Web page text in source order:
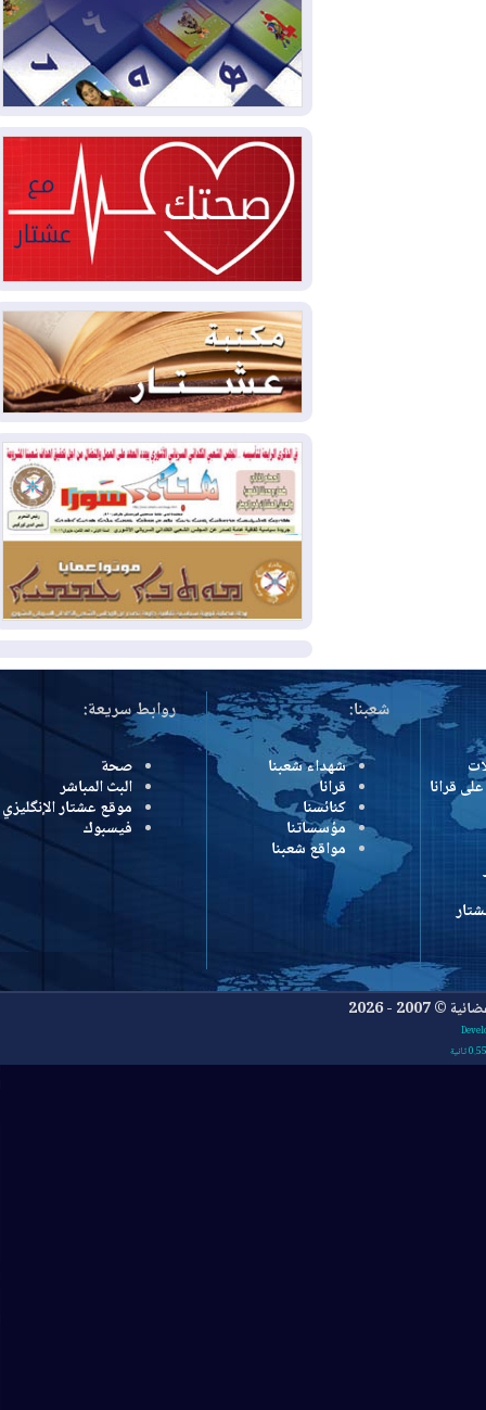
الرئاسية ويحذر من "حرب أهلية" في
كولومبيا
2026-08-03رئيس إقليم كوردستان في
2026-08-03
العراق يؤكد مجدداً التزامه
بمنع الهجمات على الدول المجاورة
2026-08-03
العجز والاقتراض يطوقان
المالية العراقية.. اقتراض يتجاوز 3 تريليونات
دينار!
2026-08-03كوبا تغرق في الظلام مجددا
وانهيار الشبكة الكهربائية
2026-08-03
أوامر بإجلاء 60 ألف شخص
بسبب الحرائق في ولاية واشنطن
2026-08-02
مشروع "حسابي" يُمهل
الموظفين حتى نهاية أغسطس لاستلام
بطاقاتهم المصرفية
2026-08-02دمشق وعمّان تحذران بغداد:
أي هجوم من أراضي العراق سيواجه برد
المزيد
شعبنا:
شهداء شعبنا
قرانا
كنائسنا
مؤسساتنا
مواقع شعبنا
روابط سريعة:
صحة
البث المباشر
موقع عشتار الإنگليزي
فيسبوك
2026